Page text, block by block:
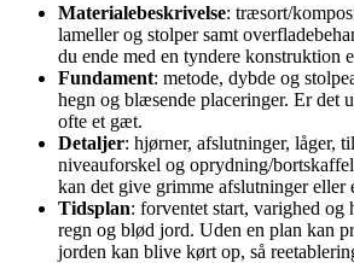
Materialebeskrivelse: træsort/
lameller og stolper samt
du ende med en tyndere konstruktion
Fundament: metode, dybde og
hegn og blæsende placeringer. Er det
ofte et gæt.
Detaljer: hjørner, afslutninger, låger,
niveauforskel og oprydning/
kan det give grimme afslutninger eller
Tidsplan: forventet start, varighed og
regn og blød jord. Uden en plan kan
jorden kan blive kørt op, så